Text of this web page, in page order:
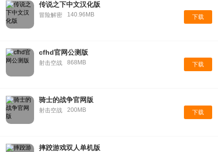
传说之下中文汉化版
冒险解密 140.96MB 下载
cfhd官网公测版
射击空战 868MB 下载
骑士的战争官网版
射击空战 200MB 下载
摔跤游戏双人单机版